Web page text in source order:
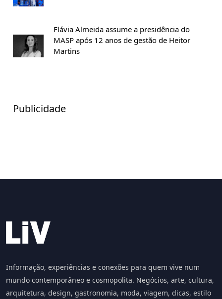
Flávia Almeida assume a presidência do
MASP após 12 anos de gestão de Heitor
Martins
Publicidade
Informação, experiências e conexões para quem vive num
mundo contemporâneo e cosmopolita. Negócios, arte, cultura,
arquitetura, design, gastronomia, moda, viagem, dicas, estilo